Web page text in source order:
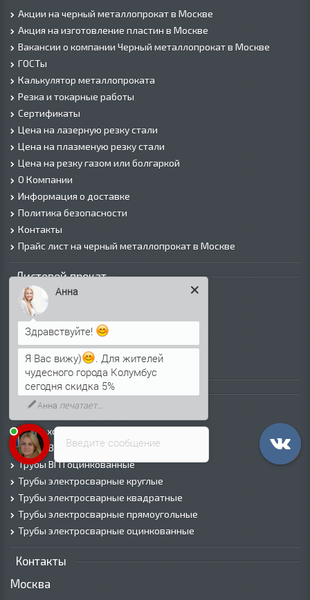
Акции на черный металлопрокат в Москве
Акция на изготовление пластин в Москве
Вакансии о компании Черный металлопрокат в Москве
ГОСТы
Калькулятор металлопроката
Резка и токарные работы
Сертификаты
Цена на лазерную резку стали
Цена на плазменую резку стали
Цена на резку газом или болгаркой
О Компании
Информация о доставке
Политика безопасности
Контакты
Прайс лист на черный металлопрокат в Москве
Листовой прокат
Лист г/к
Лист х/к
Просечно-вытяжной лист (ПВЛ)
Лист рифленый
Лист оцинкованный
Трубы
Труба холоднодеформированная
Трубы ВГП (Водогазопроводные)
Трубы ВГП оцинкованные
Трубы электросварные круглые
Трубы электросварные квадратные
Трубы электросварные прямоугольные
Трубы электросварные оцинкованные
Контакты
Москва
Введите сообщение
Анна
Здравствуйте!
Я Вас вижу)
. Для жителей
чудесного города Колумбус
сегодня скидка 5%
Анна печатает...